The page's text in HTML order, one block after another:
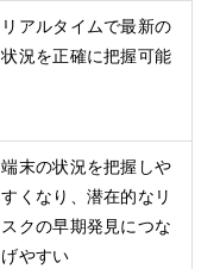
リアルタイムで最新の
状況を正確に把握可能
端末の状況を把握しや
すくなり、潜在的なリ
スクの早期発見につな
げやすい